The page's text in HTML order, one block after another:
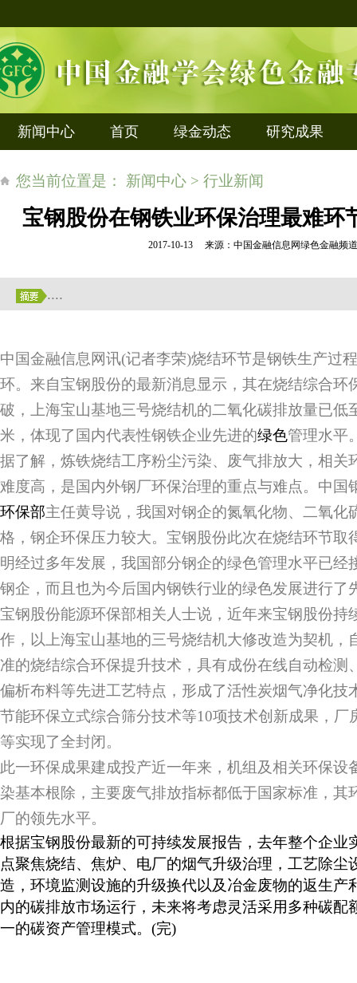
新闻中心 首页 绿金动态 研究成果
您当前位置是： 新闻中心 > 行业新闻
宝钢股份在钢铁业环保治理最难环
2017-10-13 来源：中国金融信息网绿色金融
....
中国金融信息网讯(记者李荣)烧结环节是钢铁生产过
环。来自宝钢股份的最新消息显示，其在烧结综合环
破，上海宝山基地三号烧结机的二氧化碳排放量已低
米，体现了国内代表性钢铁企业先进的绿色管理水平
据了解，炼铁烧结工序粉尘污染、废气排放大，相关
难度高，是国内外钢厂环保治理的重点与难点。中国
环保部主任黄导说，我国对钢企的氮氧化物、二氧化
格，钢企环保压力较大。宝钢股份此次在烧结环节取
明经过多年发展，我国部分钢企的绿色管理水平已经
钢企，而且也为今后国内钢铁行业的绿色发展进行了
宝钢股份能源环保部相关人士说，近年来宝钢股份持
作，以上海宝山基地的三号烧结机大修改造为契机，
准的烧结综合环保提升技术，具有成份在线自动检测
偏析布料等先进工艺特点，形成了活性炭烟气净化技
节能环保立式综合筛分技术等10项技术创新成果，厂
等实现了全封闭。
此一环保成果建成投产近一年来，机组及相关环保设
染基本根除，主要废气排放指标都低于国家标准，其
厂的领先水平。
根据宝钢股份最新的可持续发展报告，去年整个企业
点聚焦烧结、焦炉、电厂的烟气升级治理，工艺除尘
造，环境监测设施的升级换代以及冶金废物的返生产
内的碳排放市场运行，未来将考虑灵活采用多种碳配
一的碳资产管理模式。(完)